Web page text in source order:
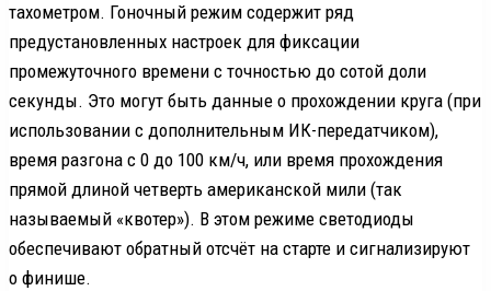
тахометром. Гоночный режим содержит ряд
предустановленных настроек для фиксации
промежуточного времени с точностью до сотой доли
секунды. Это могут быть данные о прохождении круга (при
использовании с дополнительным ИК-передатчиком),
время разгона с 0 до 100 км/ч, или время прохождения
прямой длиной четверть американской мили (так
называемый «квотер»). В этом режиме светодиоды
обеспечивают обратный отсчёт на старте и сигнализируют
о финише.